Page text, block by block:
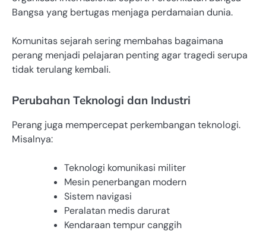
Bangsa yang bertugas menjaga perdamaian dunia.
Komunitas sejarah sering membahas bagaimana
perang menjadi pelajaran penting agar tragedi serupa
tidak terulang kembali.
Perubahan Teknologi dan Industri
Perang juga mempercepat perkembangan teknologi.
Misalnya:
Teknologi komunikasi militer
Mesin penerbangan modern
Sistem navigasi
Peralatan medis darurat
Kendaraan tempur canggih